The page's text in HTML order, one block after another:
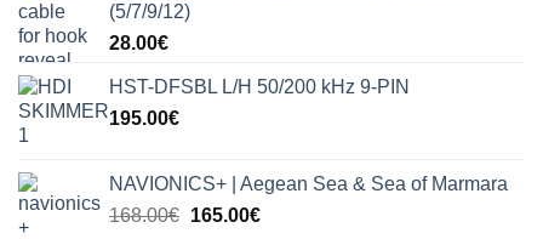
(5/7/9/12)
28.00€
HST-DFSBL L/H 50/200 kHz 9-PIN
195.00€
NAVIONICS+ | Aegean Sea & Sea of Marmara
168.00€ Original
165.00€Η